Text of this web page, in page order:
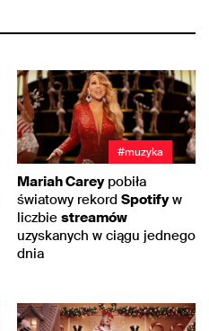
#muzyka
Mariah Careypobiła
światowy rekord Spotifyw
liczbie streamów
uzyskanych w ciągu jednego
dnia